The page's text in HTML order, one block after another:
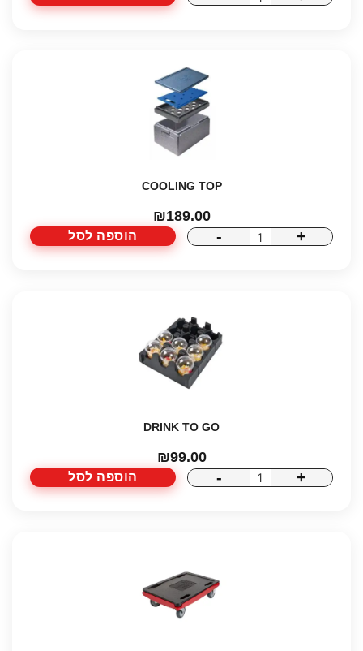
COOLING TOP
₪189.00
+
כמות
- הוספה לסל
DRINK TO GO
₪99.00
+
כמות
- הוספה לסל